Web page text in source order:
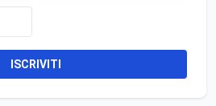
ISCRIVITI